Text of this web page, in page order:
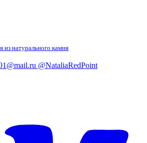
из натурального камня
@NataliaRedPoint